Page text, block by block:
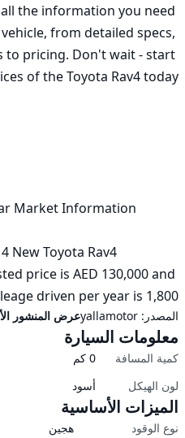
the information you need
from detailed specs,
to pricing. Don't wait - start
have 4 New Toyota Rav4
price is AED 130,000 and
driven per year is 1,800.
المصدر: yallamotorعرض المنشور
معلومات السيارة
كمية المسافة 0 كم
لون الهيكل
أسود
الميزات الأساسية
نوع الوقود
هجين